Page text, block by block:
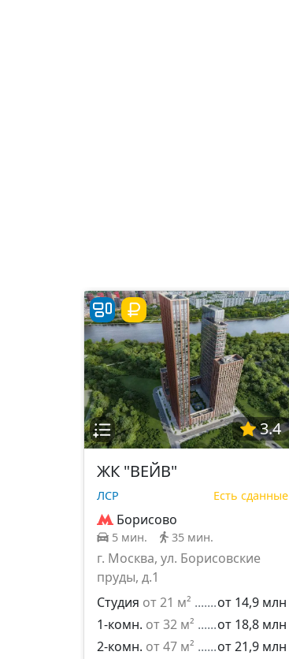
3.4
ЖК "ВЕЙВ"
ЛСР Есть сданные
Борисово
5 мин. 35 мин.
г. Москва, ул. Борисовские
пруды, д.1
Студия от 21 м²
от 14,9 млн
1-комн. от 32 м²
от 18,8 млн
2-комн. от 47 м²
от 21,9 млн